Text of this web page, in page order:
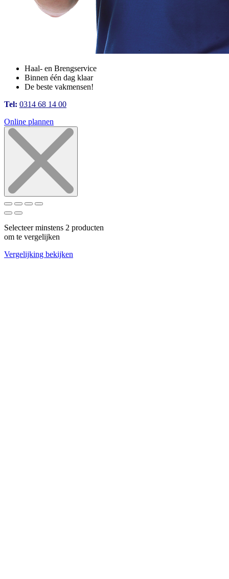
Haal- en Brengservice
Binnen één dag klaar
De beste vakmensen!
Tel: 0314 68 14 00
Online plannen
Selecteer minstens 2 producten
om te vergelijken
Vergelijking bekijken